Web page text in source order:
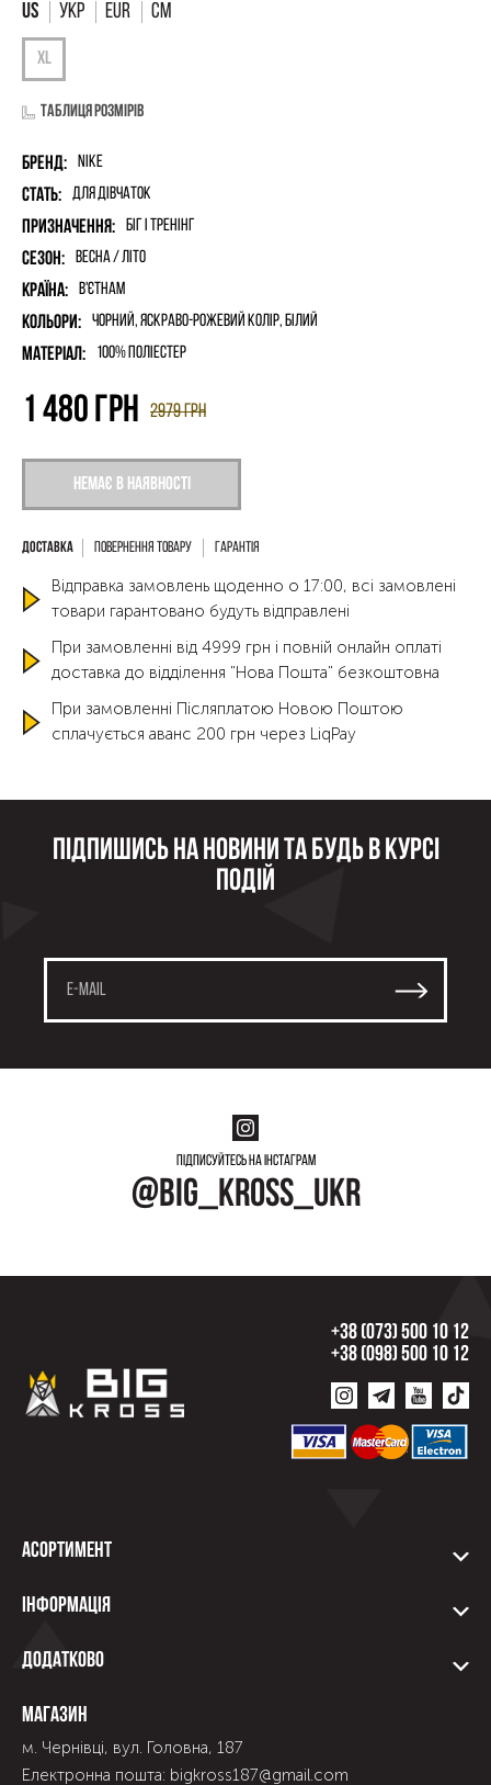
УКР EUR СМ
Таблиця розмірів
Бренд: Nike
Стать: для дівчаток
Призначення: Біг і Тренінг
Сезон: Весна / Літо
Країна: В'єтнам
Кольори: Чорний, Яскраво-Рожевий Колір, Білий
Матеріал: 100% поліестер
Немає в наявності
2979грн
1 480 грн
Повернення товару Гарантія
Відправка замовлень щоденно о 17:00, всі замовлені
товари гарантовано будуть відправлені
При замовленні від 4999 грн і повній онлайн оплаті
доставка до відділення "Нова Пошта" безкоштовна
При замовленні Післяплатою Новою Поштою
сплачується аванс 200 грн через LiqPay
Підпишись на новини та будь в курсі
подій
Підписуйтесь на інстаграм
@big_kross_ukr
+38 (073) 500 10 12
+38 (098) 500 10 12
Асортимент
Інформація
Додатково
Магазин
м. Чернівці, вул. Головна, 187
Електронна пошта: bigkross187@gmail.com